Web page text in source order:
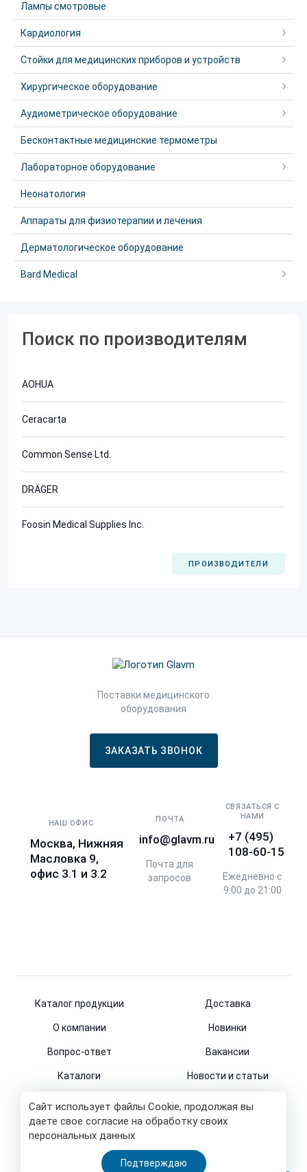
Сайт использует файлы Cookie, продолжая вы
даете свое согласие на обработку своих
персональных данных
Подтверждаю
Лампы смотровые
Кардиология
Стойки для медицинских приборов и устройств
Хирургическое оборудование
Аудиометрическое оборудование
Бесконтактные медицинские термометры
Лабораторное оборудование
Неонатология
Аппараты для физиотерапии и лечения
Дерматологическое оборудование
Bard Medical
Поиск по производителям
AOHUA
Ceracarta
Common Sense Ltd.
DRÄGER
Foosin Medical Supplies Inc.
ПРОИЗВОДИТЕЛИ
Поставки медицинского
оборудования
ЗАКАЗАТЬ ЗВОНОК
НАШ ОФИС
Москва, Нижняя
Масловка 9,
офис 3.1 и 3.2
ПОЧТА
info@glavm.ru
Почта для
запросов
СВЯЗАТЬСЯ С
НАМИ
+7 (495)
108-60-15
Ежедневно с
9:00 до 21:00
Каталог продукции Доставка
О компании Новинки
Вопрос-ответ Вакансии
Каталоги Новости и статьи
© 2011-2026
Все права защищены